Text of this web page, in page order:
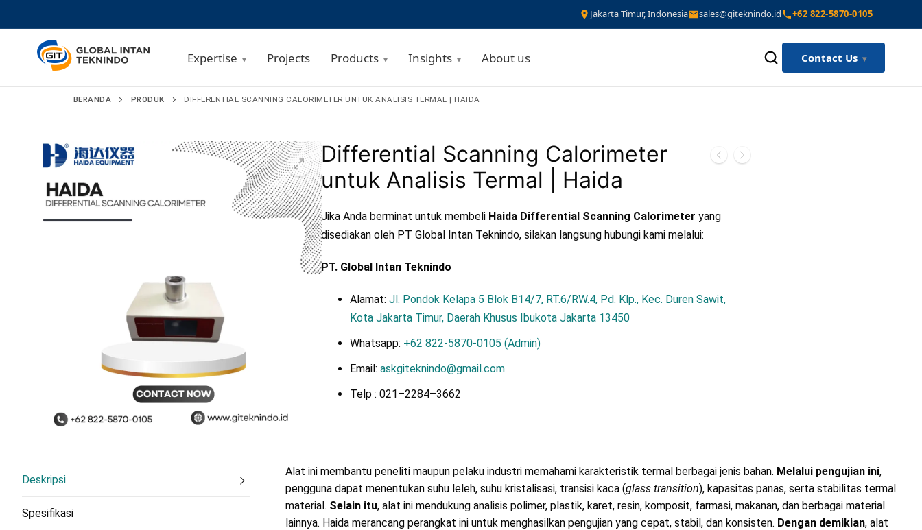
Jakarta Timur, Indonesia sales@giteknindo.id +62 822-5870-0105
Expertise Projects Products Insights About us Contact Us
BERANDA PRODUK DIFFERENTIAL SCANNING CALORIMETER UNTUK ANALISIS TERMAL | HAIDA
🔍
Differential Scanning Calorimeter
untuk Analisis Termal | Haida
Jika Anda berminat untuk membeli Haida Differential Scanning Calorimeter yang
disediakan oleh PT Global Intan Teknindo, silakan langsung hubungi kami melalui:
PT. Global Intan Teknindo
Alamat: Jl. Pondok Kelapa 5 Blok B14/7, RT.6/RW.4, Pd. Klp., Kec. Duren Sawit,
Kota Jakarta Timur, Daerah Khusus Ibukota Jakarta 13450
Whatsapp: +62 822-5870-0105 (Admin)
Email: askgiteknindo@gmail.com
Telp : 021–2284–3662
Deskripsi
Spesifikasi
Alat ini membantu peneliti maupun pelaku industri memahami karakteristik termal berbagai jenis bahan. Melalui pengujian ini,
pengguna dapat menentukan suhu leleh, suhu kristalisasi, transisi kaca (glass transition), kapasitas panas, serta stabilitas termal
material. Selain itu, alat ini mendukung analisis polimer, plastik, karet, resin, komposit, farmasi, makanan, dan berbagai material
lainnya. Haida merancang perangkat ini untuk menghasilkan pengujian yang cepat, stabil, dan konsisten. Dengan demikian, alat